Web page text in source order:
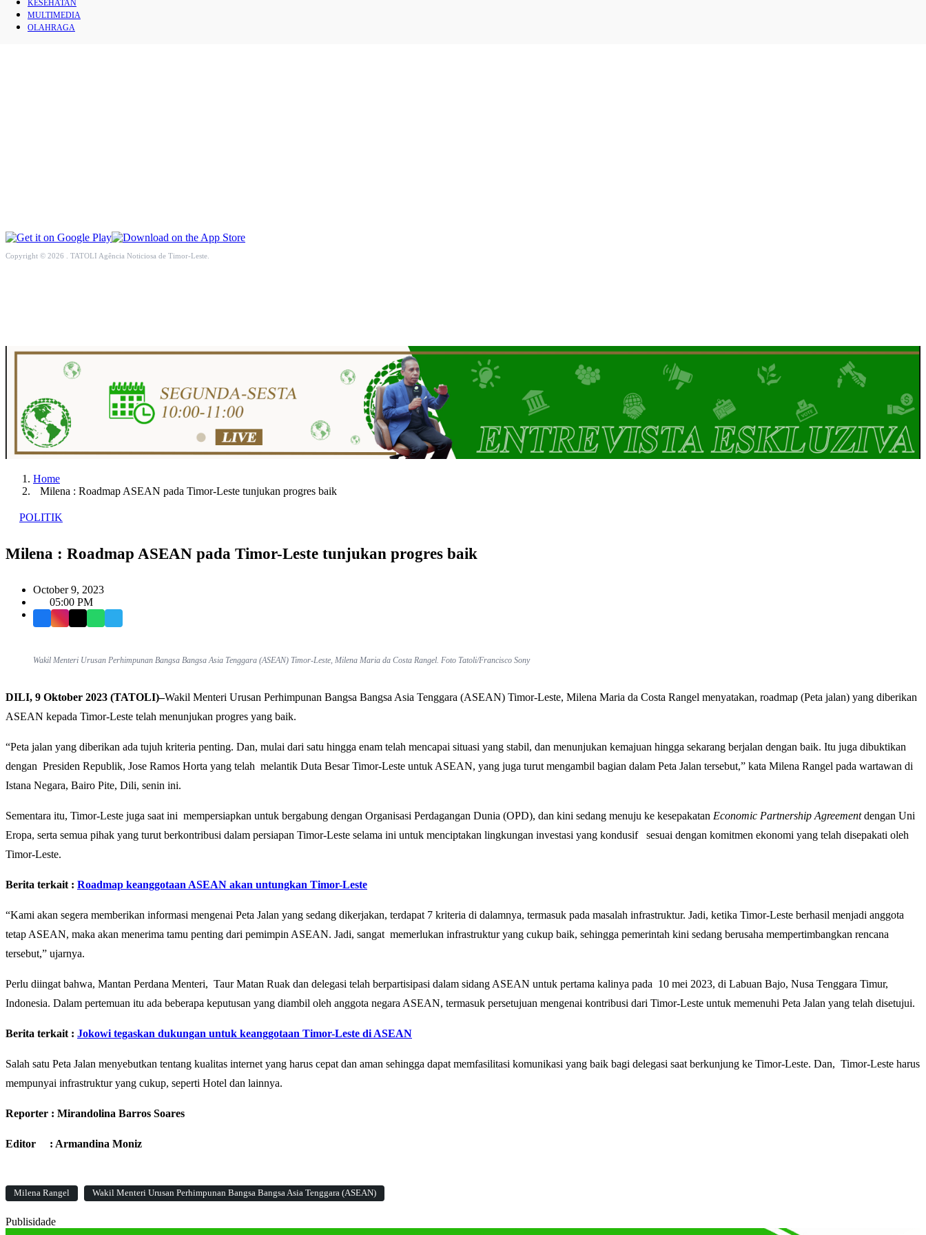
INTERNASIONAL
Copyright © 2026 . TATOLI Agência Noticiosa de Timor-Leste.
KESEHATAN
MULTIMEDIA
OLAHRAGA
Home
Milena : Roadmap ASEAN pada Timor-Leste tunjukan progres baik
POLITIK
Milena : Roadmap ASEAN pada Timor-Leste tunjukan progres baik
October 9, 2023
05:00 PM
FacebookInstagram
Wakil Menteri Urusan Perhimpunan Bangsa Bangsa Asia Tenggara (ASEAN) Timor-Leste, Milena Maria da Costa Rangel. Foto Tatoli/Francisco Sony
DILI, 9 Oktober 2023 (TATOLI)–Wakil Menteri Urusan Perhimpunan Bangsa Bangsa Asia Tenggara (ASEAN) Timor-Leste, Milena Maria da Costa Rangel menyatakan, roadmap (Peta jalan) yang diberikan
ASEAN kepada Timor-Leste telah menunjukan progres yang baik.
“Peta jalan yang diberikan ada tujuh kriteria penting. Dan, mulai dari satu hingga enam telah mencapai situasi yang stabil, dan menunjukan kemajuan hingga sekarang berjalan dengan baik. Itu juga dibuktikan
dengan Presiden Republik, Jose Ramos Horta yang telah melantik Duta Besar Timor-Leste untuk ASEAN, yang juga turut mengambil bagian dalam Peta Jalan tersebut,” kata Milena Rangel pada wartawan di
Istana Negara, Bairo Pite, Dili, senin ini.
Sementara itu, Timor-Leste juga saat ini mempersiapkan untuk bergabung dengan Organisasi Perdagangan Dunia (OPD), dan kini sedang menuju ke kesepakatan Economic Partnership Agreementdengan Uni
Eropa, serta semua pihak yang turut berkontribusi dalam persiapan Timor-Leste selama ini untuk menciptakan lingkungan investasi yang kondusif sesuai dengan komitmen ekonomi yang telah disepakati oleh
Timor-Leste.
Berita terkait : Roadmap keanggotaan ASEAN akan untungkan Timor-Leste
“Kami akan segera memberikan informasi mengenai Peta Jalan yang sedang dikerjakan, terdapat 7 kriteria di dalamnya, termasuk pada masalah infrastruktur. Jadi, ketika Timor-Leste berhasil menjadi anggota
tetap ASEAN, maka akan menerima tamu penting dari pemimpin ASEAN. Jadi, sangat memerlukan infrastruktur yang cukup baik, sehingga pemerintah kini sedang berusaha mempertimbangkan rencana
tersebut,” ujarnya.
Perlu diingat bahwa, Mantan Perdana Menteri, Taur Matan Ruak dan delegasi telah berpartisipasi dalam sidang ASEAN untuk pertama kalinya pada 10 mei 2023, di Labuan Bajo, Nusa Tenggara Timur,
Indonesia. Dalam pertemuan itu ada beberapa keputusan yang diambil oleh anggota negara ASEAN, termasuk persetujuan mengenai kontribusi dari Timor-Leste untuk memenuhi Peta Jalan yang telah disetujui.
Berita terkait : Jokowi tegaskan dukungan untuk keanggotaan Timor-Leste di ASEAN
Salah satu Peta Jalan menyebutkan tentang kualitas internet yang harus cepat dan aman sehingga dapat memfasilitasi komunikasi yang baik bagi delegasi saat berkunjung ke Timor-Leste. Dan, Timor-Leste harus
mempunyai infrastruktur yang cukup, seperti Hotel dan lainnya.
Reporter : Mirandolina Barros Soares
Editor : Armandina Moniz
Milena Rangel Wakil Menteri Urusan Perhimpunan Bangsa Bangsa Asia Tenggara (ASEAN)
Publisidade